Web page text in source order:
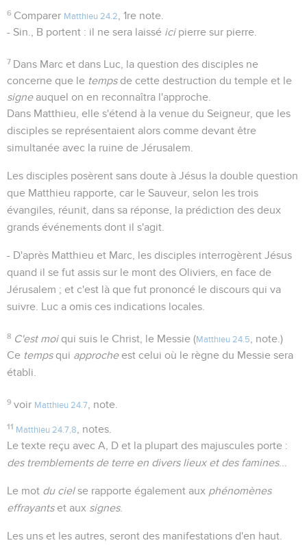
6 Comparer Matthieu 24.2
, 1re note.
- Sin., B portent : il ne sera laissé icipierre sur pierre.
7 Dans Marc et dans Luc, la question des disciples ne
concerne que le tempsde cette destruction du temple et le
signeauquel on en reconnaîtra l'approche.
Dans Matthieu, elle s'étend à la venue du Seigneur, que les
disciples se représentaient alors comme devant être
simultanée avec la ruine de Jérusalem.
Les disciples posèrent sans doute à Jésus la double question
que Matthieu rapporte, car le Sauveur, selon les trois
évangiles, réunit, dans sa réponse, la prédiction des deux
grands événements dont il s'agit.
- D'après Matthieu et Marc, les disciples interrogèrent Jésus
quand il se fut assis sur le mont des Oliviers, en face de
Jérusalem ; et c'est là que fut prononcé le discours qui va
suivre. Luc a omis ces indications locales.
8 C'est moiqui suis le Christ, le Messie (Matthieu 24.5
, note.)
Ce tempsqui approcheest celui où le règne du Messie sera
établi.
9 voir Matthieu 24.7 , note.
11 Matthieu 24.7,8
, notes.
Le texte reçu avec A, D et la plupart des majuscules porte :
des tremblements de terre en divers lieux et des famines...
Le mot du cielse rapporte également aux phénomènes
effrayantset aux signes.
Les uns et les autres, seront des manifestations d'en haut.